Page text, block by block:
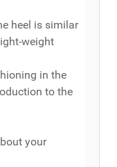
heel is similar
weight
in the
to the
your